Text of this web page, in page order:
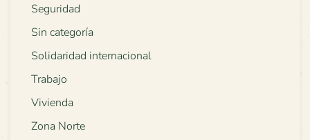
Seguridad
Sin categoría
Solidaridad internacional
Trabajo
Vivienda
Zona Norte